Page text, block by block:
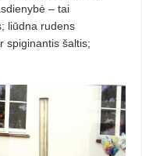
– tai
liūdna rudens
spiginantis šaltis;